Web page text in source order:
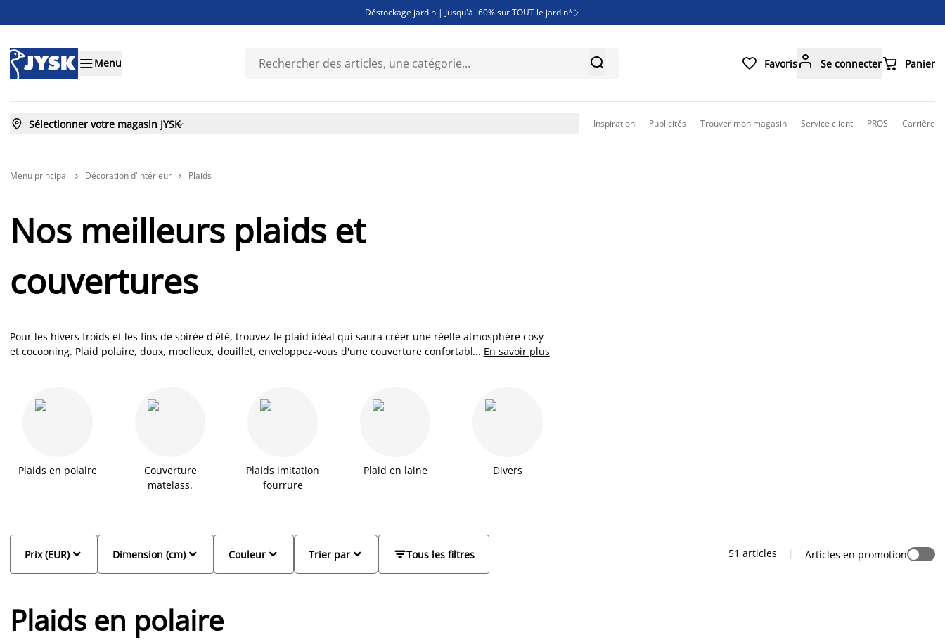
Déstockage jardin | Jusqu'à -60% sur TOUT le jardin* 
Découvrez les nouveautés de la collection
Menu   Favoris Se connecter Panier
 Sélectionner votre magasin JYSK Inspiration Publicités Trouver mon magasin Service client PROS Carrière
Menu principal  Décoration d'intérieur  Plaids
Nos meilleurs plaids et
couvertures
Pour les hivers froids et les fins de soirée d'été, trouvez le plaid idéal qui saura créer une réelle atmosphère cosy
et cocooning. Plaid polaire, doux, moelleux, douillet, enveloppez-vous d'une couverture confortable ou plus
plaids vous offrent une variété de matières, couleurs, et motifs, faciles à associer à votre intérieur. Matelassé, en
... En savoir plus
Plaids en polaire
Couverture
matelass.
Plaids imitation
fourrure
Plaid en laine Divers

Prix (EUR) 
Dimension (cm) 
Couleur Tous les filtres

Trier par 51 articles | Articles en promotion
Plaids en polaire